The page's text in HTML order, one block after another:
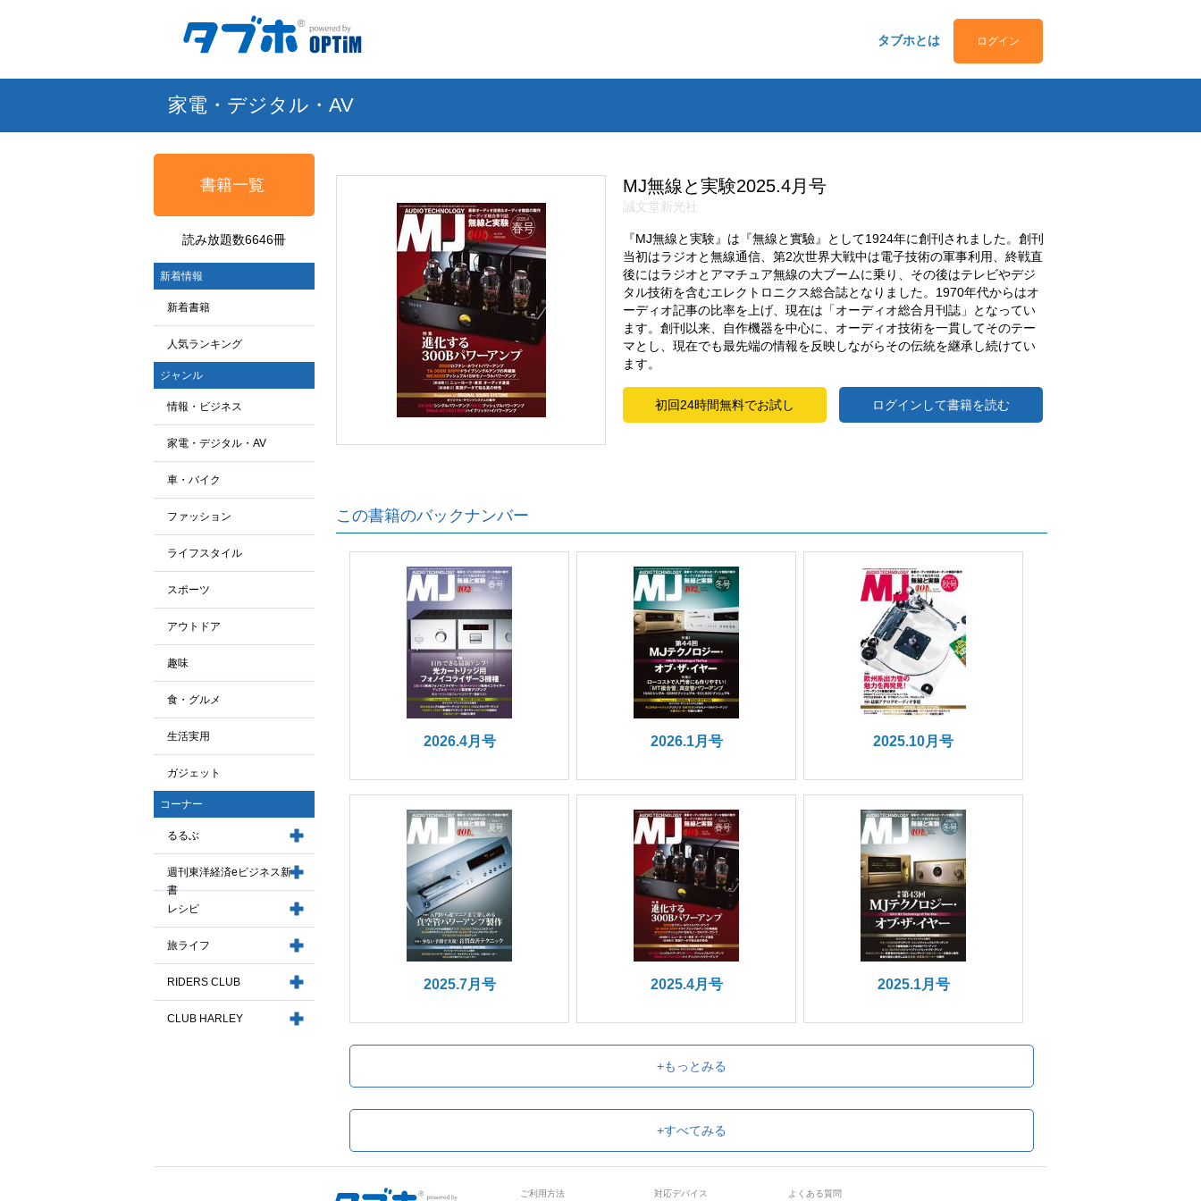
タブホとは ログイン
家電・デジタル・AV
書籍一覧
読み放題数6646冊
新着情報
新着書籍
人気ランキング
ジャンル
情報・ビジネス
家電・デジタル・AV
車・バイク
ファッション
ライフスタイル
スポーツ
アウトドア
趣味
食・グルメ
生活実用
ガジェット
コーナー
るるぶ
週刊東洋経済eビジネス新
書
レシピ
旅ライフ
RIDERS CLUB
CLUB HARLEY
MJ無線と実験2025.4月号
誠文堂新光社
『MJ無線と実験』は『無線と實驗』として1924年に創刊されました。創刊
当初はラジオと無線通信、第2次世界大戦中は電子技術の軍事利用、終戦直
後にはラジオとアマチュア無線の大ブームに乗り、その後はテレビやデジ
タル技術を含むエレクトロニクス総合誌となりました。1970年代からはオ
ーディオ記事の比率を上げ、現在は「オーディオ総合月刊誌」となってい
ます。創刊以来、自作機器を中心に、オーディオ技術を一貫してそのテー
マとし、現在でも最先端の情報を反映しながらその伝統を継承し続けてい
ます。
初回24時間無料でお試し ログインして書籍を読む
この書籍のバックナンバー
2026.4月号 2026.1月号 2025.10月号
2025.7月号 2025.4月号 2025.1月号
+もっとみる
+すべてみる
ご利用方法 対応デバイス よくある質問